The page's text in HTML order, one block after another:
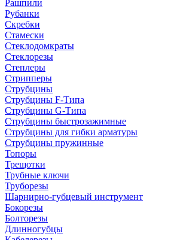
Рашпили
Рубанки
Скребки
Стамески
Стеклодомкраты
Стеклорезы
Степлеры
Стрипперы
Струбцины
Струбцины F-Типа
Струбцины G-Типа
Струбцины быстрозажимные
Струбцины для гибки арматуры
Струбцины пружинные
Топоры
Трещотки
Трубные ключи
Труборезы
Шарнирно-губцевый инструмент
Бокорезы
Болторезы
Длинногубцы